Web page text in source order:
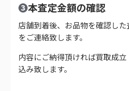
❸本査定金額の確認
店舗到着後、お品物を確認し
をご連絡致します。
内容にご納得頂ければ買取成
込み致します。